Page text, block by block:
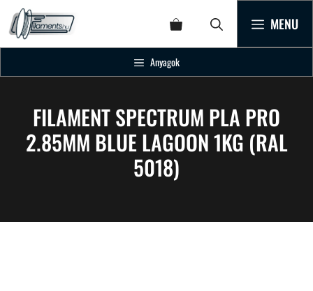
MENU
Anyagok
FILAMENT SPECTRUM PLA PRO
2.85MM BLUE LAGOON 1KG (RAL
5018)